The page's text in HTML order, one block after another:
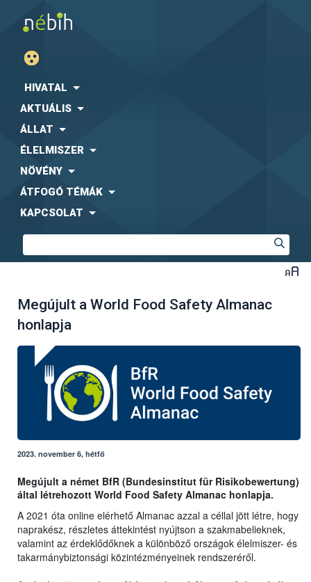
HIVATAL
AKTUÁLIS
ÁLLAT
ÉLELMISZER
NÖVÉNY
ÁTFOGÓ TÉMÁK
KAPCSOLAT
Megújult a World Food Safety Almanac
honlapja
2023. november 6, hétfő
Megújult a német BfR (Bundesinstitut für Risikobewertung)
által létrehozott World Food Safety Almanac honlapja.
A 2021 óta online elérhető Almanac azzal a céllal jött létre, hogy
naprakész, részletes áttekintést nyújtson a szakmabelieknek,
valamint az érdeklődőknek a különböző országok élelmiszer- és
takarmánybiztonsági közintézményeinek rendszeréről.